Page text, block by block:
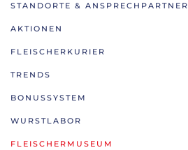
STANDORTE & ANSPRECHPARTNER
AKTIONEN
FLEISCHERKURIER
TRENDS
BONUSSYSTEM
WURSTLABOR
FLEISCHERMUSEUM